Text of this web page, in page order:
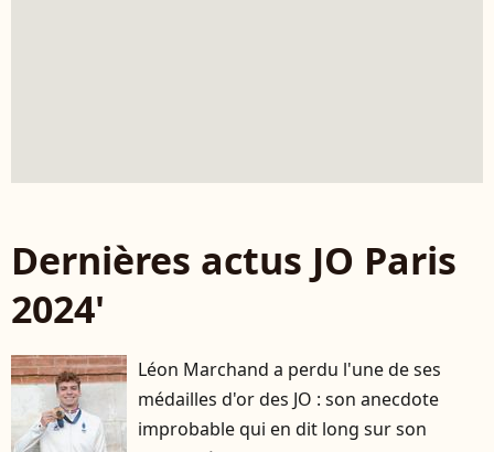
Dernières actus JO Paris
2024'
Léon Marchand a perdu l'une de ses
médailles d'or des JO : son anecdote
improbable qui en dit long sur son